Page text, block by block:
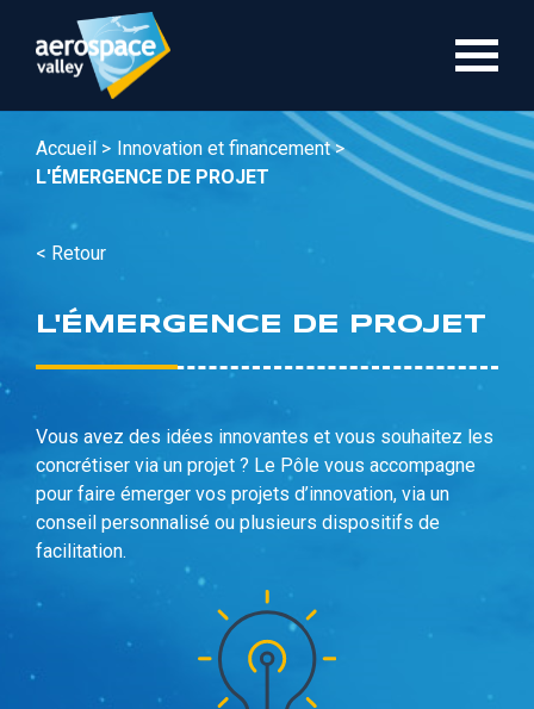
contenu
Accueil > Innovation et financement >
L'ÉMERGENCE DE PROJET
< Retour
L'ÉMERGENCE DE PROJET
Vous avez des idées innovantes et vous souhaitez les
concrétiser via un projet ? Le Pôle vous accompagne
pour faire émerger vos projets d’innovation, via un
conseil personnalisé ou plusieurs dispositifs de
facilitation.